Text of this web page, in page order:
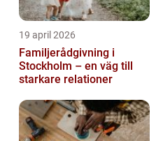
19 april 2026
Familjerådgivning i
Stockholm – en väg till
starkare relationer